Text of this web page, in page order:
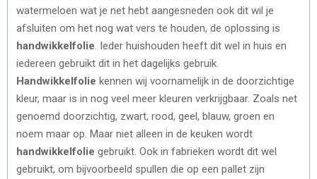
watermeloen wat je net hebt aangesneden ook dit wil je
afsluiten om het nog wat vers te houden, de oplossing is
handwikkelfolie . Ieder huishouden heeft dit wel in huis en
iedereen gebruikt dit in het dagelijks gebruik.
Handwikkelfolie kennen wij voornamelijk in de doorzichtige
kleur, maar is in nog veel meer kleuren verkrijgbaar. Zoals net
genoemd doorzichtig, zwart, rood, geel, blauw, groen en
noem maar op. Maar niet alleen in de keuken wordt
handwikkelfolie gebruikt. Ook in fabrieken wordt dit wel
gebruikt, om bijvoorbeeld spullen die op een pallet zijn